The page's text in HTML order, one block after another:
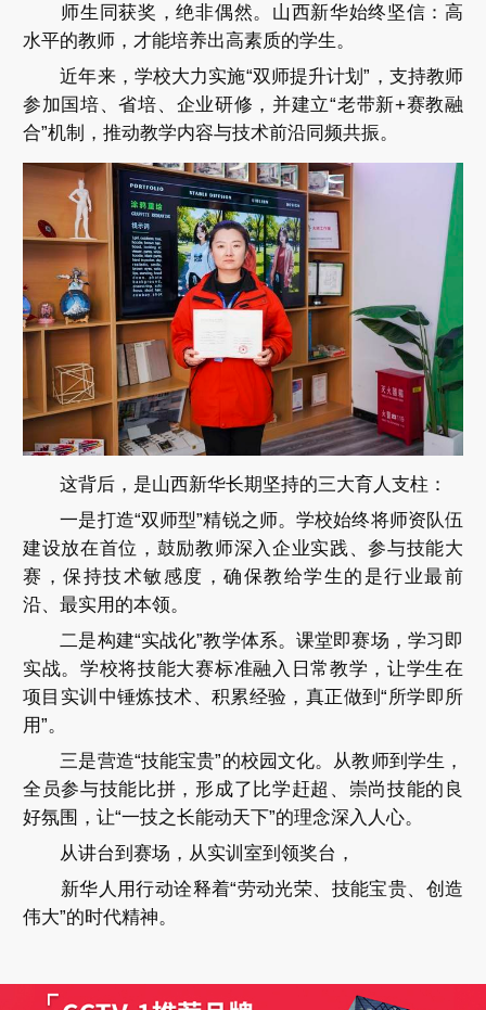
师生同获奖，绝非偶然。山西新华始终坚信：高
水平的教师，才能培养出高素质的学生。
近年来，学校大力实施“双师提升计划”，支持教师
参加国培、省培、企业研修，并建立“老带新+赛教融
合”机制，推动教学内容与技术前沿同频共振。
这背后，是山西新华长期坚持的三大育人支柱：
一是打造“双师型”精锐之师。学校始终将师资队伍
建设放在首位，鼓励教师深入企业实践、参与技能大
赛，保持技术敏感度，确保教给学生的是行业最前
沿、最实用的本领。
二是构建“实战化”教学体系。课堂即赛场，学习即
实战。学校将技能大赛标准融入日常教学，让学生在
项目实训中锤炼技术、积累经验，真正做到“所学即所
用”。
三是营造“技能宝贵”的校园文化。从教师到学生，
全员参与技能比拼，形成了比学赶超、崇尚技能的良
好氛围，让“一技之长能动天下”的理念深入人心。
从讲台到赛场，从实训室到领奖台，
新华人用行动诠释着“劳动光荣、技能宝贵、创造
伟大”的时代精神。